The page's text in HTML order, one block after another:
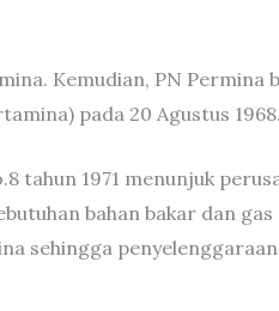
Kemudian, PN Permina
pada 20 Agustus 1968.
tahun 1971 menunjuk
bahan bakar dan
sehingga